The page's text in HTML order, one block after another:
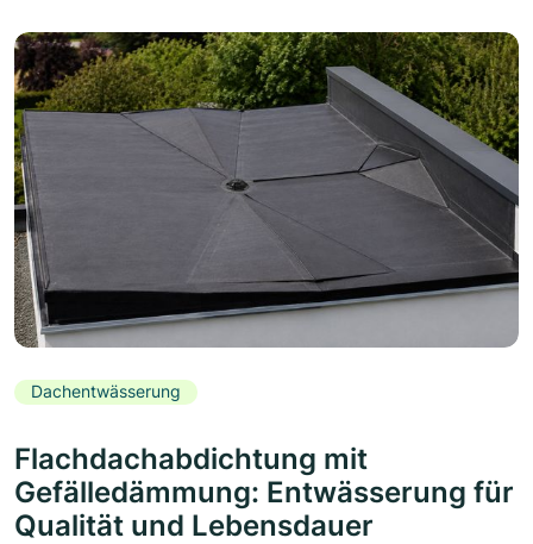
Dachentwässerung
Flachdachabdichtung mit
Gefälledämmung: Entwässerung für
Qualität und Lebensdauer